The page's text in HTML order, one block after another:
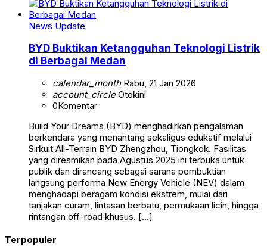
News Update
BYD Buktikan Ketangguhan Teknologi Listrik
di Berbagai Medan
calendar_monthRabu, 21 Jan 2026
account_circleOtokini
0Komentar
Build Your Dreams (BYD) menghadirkan pengalaman
berkendara yang menantang sekaligus edukatif melalui
Sirkuit All-Terrain BYD Zhengzhou, Tiongkok. Fasilitas
yang diresmikan pada Agustus 2025 ini terbuka untuk
publik dan dirancang sebagai sarana pembuktian
langsung performa New Energy Vehicle (NEV) dalam
menghadapi beragam kondisi ekstrem, mulai dari
tanjakan curam, lintasan berbatu, permukaan licin, hingga
rintangan off-road khusus. […]
Terpopuler